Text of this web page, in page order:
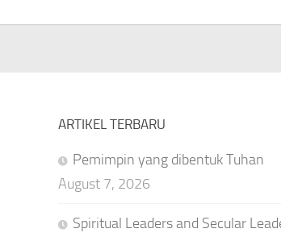
ARTIKEL TERBARU
Pemimpin yang dibentuk Tuhan
August 7, 2026
Spiritual Leaders and Secular